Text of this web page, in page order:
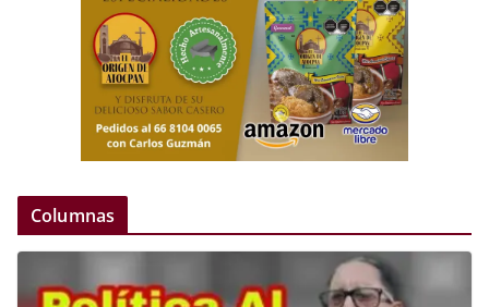
Columnas